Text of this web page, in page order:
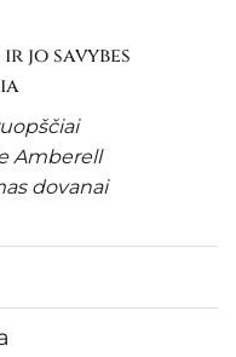
jo savybes
Amberell
dovanai